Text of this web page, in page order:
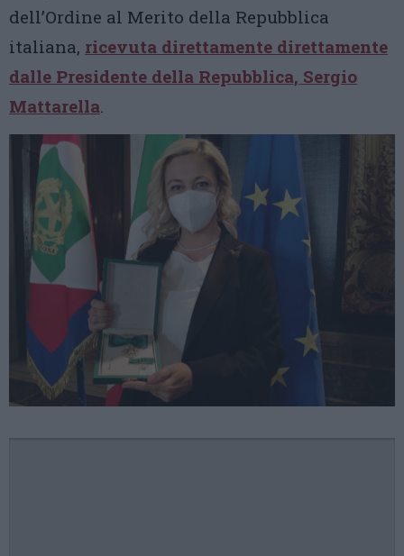
dell’Ordine al Merito della Repubblica
italiana, ricevuta direttamente direttamente
dalle Presidente della Repubblica, Sergio
Mattarella.